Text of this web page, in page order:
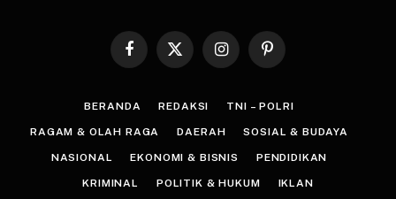
Facebook
X
InstagramPinterest
BERANDA REDAKSI TNI – POLRI
RAGAM & OLAH RAGA DAERAH SOSIAL & BUDAYA
NASIONAL EKONOMI & BISNIS PENDIDIKAN
KRIMINAL POLITIK & HUKUM IKLAN